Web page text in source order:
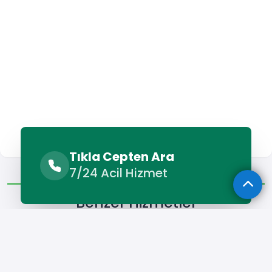
Tıkla Cepten Ara
7/24 Acil Hizmet
Benzer Hizmetler Diğer Lokasyonlar
Benzer Hizmetler